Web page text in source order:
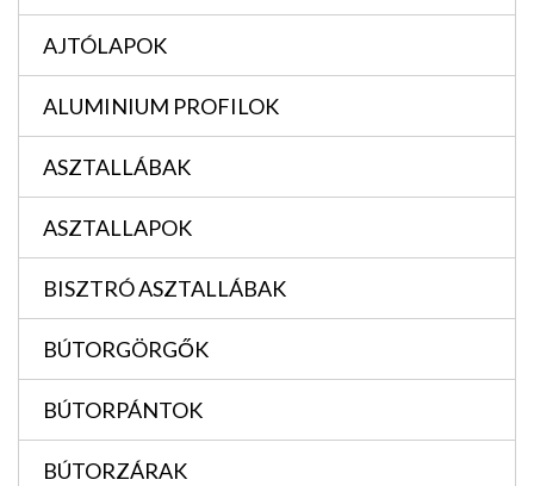
AJTÓLAPOK
ALUMINIUM PROFILOK
ASZTALLÁBAK
ASZTALLAPOK
BISZTRÓ ASZTALLÁBAK
BÚTORGÖRGŐK
BÚTORPÁNTOK
BÚTORZÁRAK